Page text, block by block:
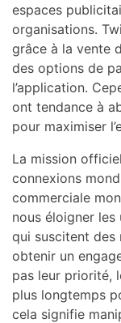
espaces
organisations.
grâce à la vente
des options de
l’application.
ont tendance à
pour maximiser
La mission
connexions
commerciale
nous éloigner les
qui suscitent
obtenir un
pas leur priorité,
plus longtemps
cela signifie